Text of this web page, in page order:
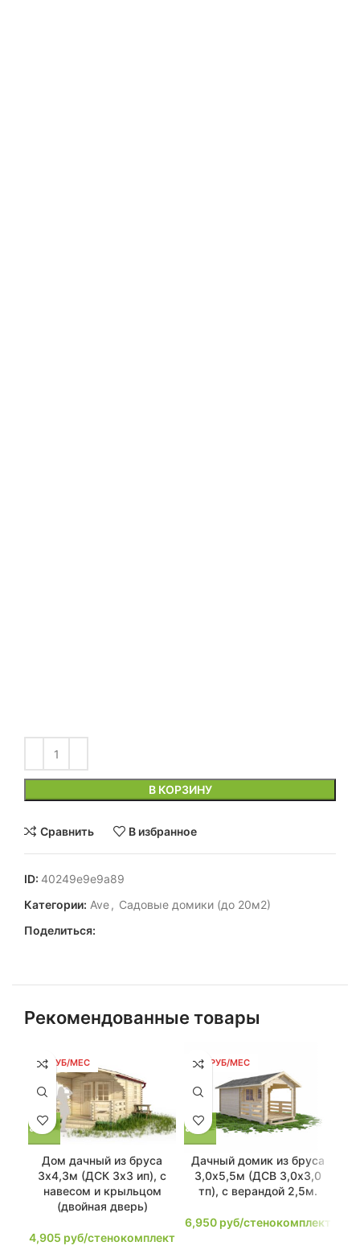
В КОРЗИНУ
Сравнить В избранное
ID: 40249e9e9a89
Категории: Ave, Садовые домики (до 20м2)
Поделиться:
Рекомендованные товары
93 РУБ/МЕС
Дом дачный из бруса
3х4,3м (ДСК 3х3 ип), с
навесом и крыльцом
(двойная дверь)
4,905 руб/стенокомплект
132 РУБ/МЕС
Дачный домик из бруса
3,0х5,5м (ДСВ 3,0х3,0
тп), с верандой 2,5м.
6,950 руб/стенокомплект